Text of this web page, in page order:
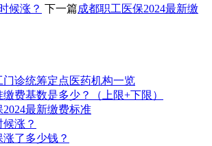
候涨？ 下一篇成都职工医保2024最新缴
门诊统筹定点医药机构一览
费基数是多少？（上限+下限）
最新缴费标准
涨？
涨了多少钱？